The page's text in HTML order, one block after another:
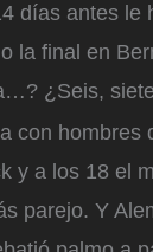
días antes
la final en
¿Seis,
con
y a los 18 el
parejo. Y